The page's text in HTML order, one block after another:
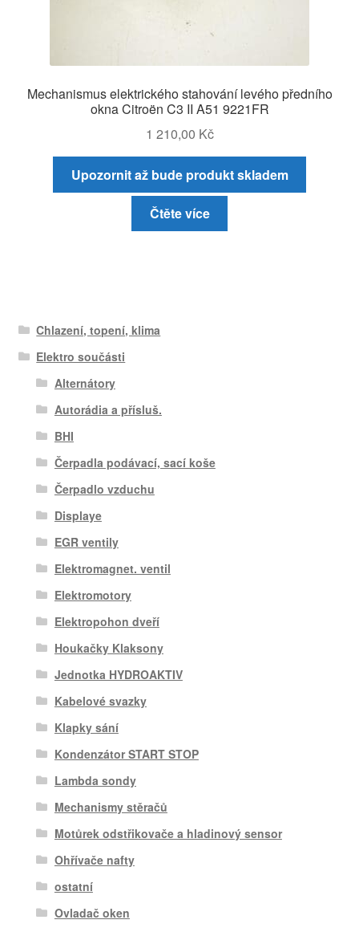
Mechanismus elektrického stahování levého předního
okna Citroën C3 II A51 9221FR
1 210,00 Kč
Upozornit až bude produkt skladem
Čtěte více
Chlazení, topení, klima
Elektro součásti
Alternátory
Autorádia a přísluš.
BHI
Čerpadla podávací, sací koše
Čerpadlo vzduchu
Displaye
EGR ventily
Elektromagnet. ventil
Elektromotory
Elektropohon dveří
Houkačky Klaksony
Jednotka HYDROAKTIV
Kabelové svazky
Klapky sání
Kondenzátor START STOP
Lambda sondy
Mechanismy stěračů
Motůrek odstřikovače a hladinový sensor
Ohřívače nafty
ostatní
Ovladač oken